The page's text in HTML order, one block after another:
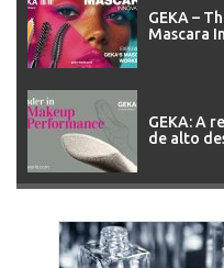
GEKA –
Mascara
GEKA: A
de alto